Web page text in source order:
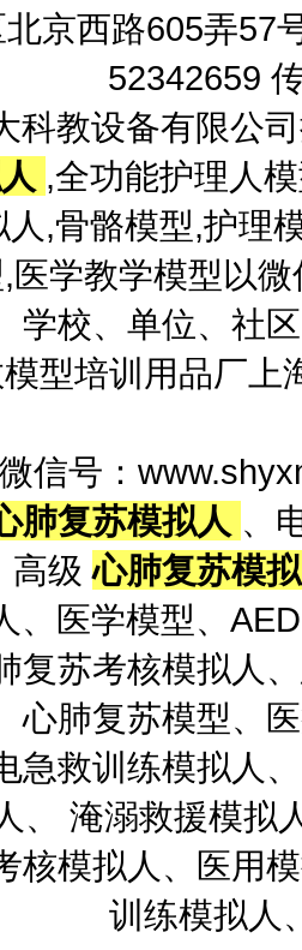
北京西路605弄
52342659
科教设备有限公
,全功能护理人
人,骨骼模型,护理
医学教学模型以
学校、单位、社
型培训用品厂
信号：
肺复苏模拟人 、
高级心肺复苏模
、医学模型、
复苏考核模拟人
心肺复苏模型、
急救训练模拟人
、 淹溺救援模拟
核模拟人、医用
训练模拟人